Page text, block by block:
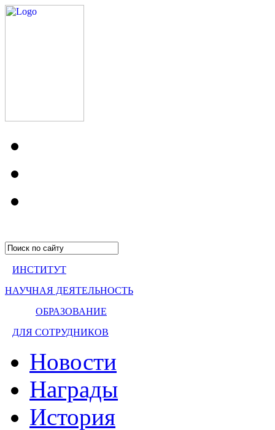
ИНСТИТУТ
НАУЧНАЯ ДЕЯТЕЛЬНОСТЬ
ОБРАЗОВАНИЕ
ДЛЯ СОТРУДНИКОВ
Новости
Награды
История